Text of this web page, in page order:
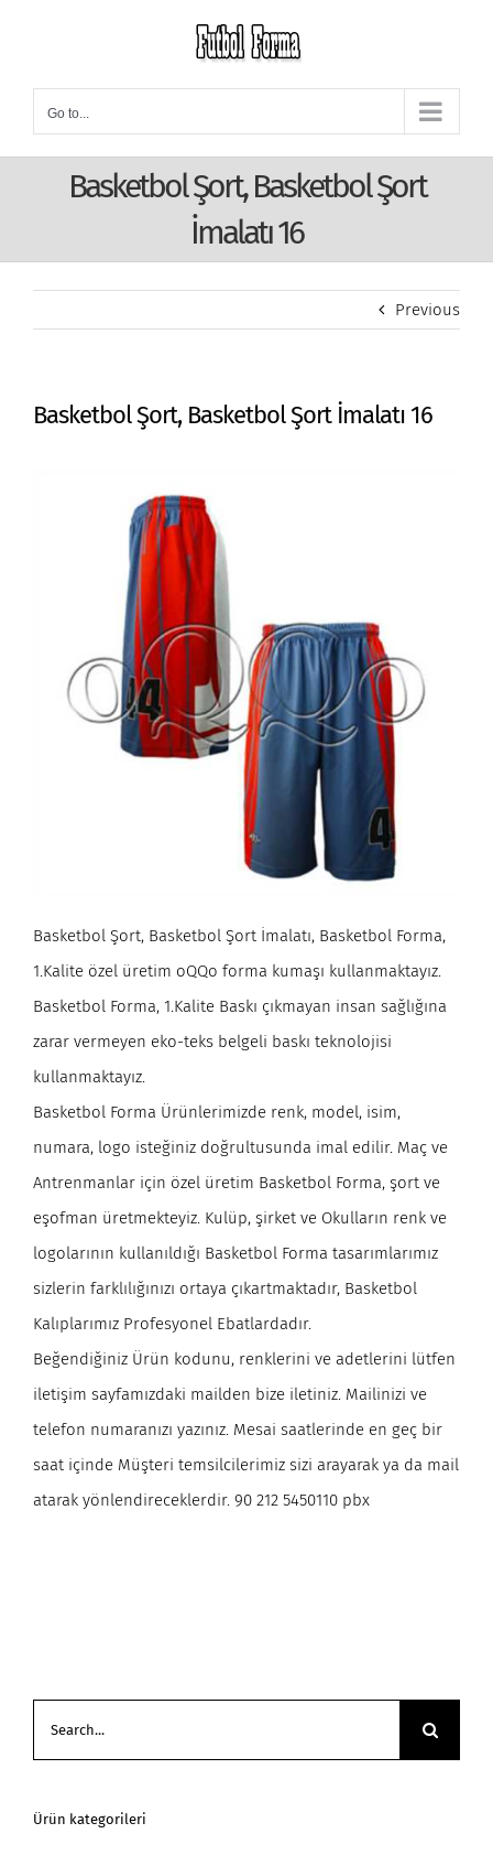
content
Go to...
Basketbol Şort, Basketbol Şort
İmalatı 16
Previous
Basketbol Şort, Basketbol Şort İmalatı 16
Basketbol Şort, Basketbol Şort İmalatı, Basketbol Forma,
1.Kalite özel üretim oQQo forma kumaşı kullanmaktayız.
Basketbol Forma, 1.Kalite Baskı çıkmayan insan sağlığına
zarar vermeyen eko-teks belgeli baskı teknolojisi
kullanmaktayız.
Basketbol Forma Ürünlerimizde renk, model, isim,
numara, logo isteğiniz doğrultusunda imal edilir. Maç ve
Antrenmanlar için özel üretim Basketbol Forma, şort ve
eşofman üretmekteyiz. Kulüp, şirket ve Okulların renk ve
logolarının kullanıldığı Basketbol Forma tasarımlarımız
sizlerin farklılığınızı ortaya çıkartmaktadır, Basketbol
Kalıplarımız Profesyonel Ebatlardadır.
Beğendiğiniz Ürün kodunu, renklerini ve adetlerini lütfen
iletişim sayfamızdaki mailden bize iletiniz. Mailinizi ve
telefon numaranızı yazınız. Mesai saatlerinde en geç bir
saat içinde Müşteri temsilcilerimiz sizi arayarak ya da mail
atarak yönlendireceklerdir. 90 212 5450110 pbx
Ürün kategorileri